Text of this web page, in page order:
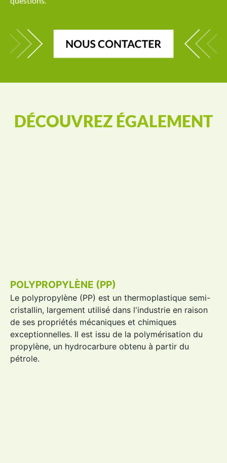
DÉCOUVREZ ÉGALEMENT
POLYPROPYLÈNE (PP)
Le polypropylène (PP) est un thermoplastique semi-
cristallin, largement utilisé dans l'industrie en raison
de ses propriétés mécaniques et chimiques
exceptionnelles. Il est issu de la polymérisation du
propylène, un hydrocarbure obtenu à partir du
pétrole.